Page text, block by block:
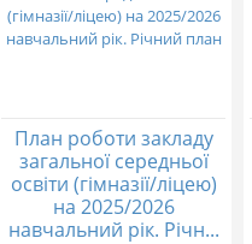
План роботи закладу
загальної середньої
освіти (гімназії/ліцею)
на 2025/2026
навчальний рік. Річн...